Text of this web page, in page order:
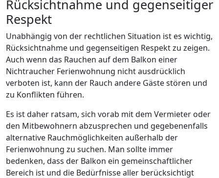
Rücksichtnahme und gegenseitiger
Respekt
Unabhängig von der rechtlichen Situation ist es wichtig,
Rücksichtnahme und gegenseitigen Respekt zu zeigen.
Auch wenn das Rauchen auf dem Balkon einer
Nichtraucher Ferienwohnung nicht ausdrücklich
verboten ist, kann der Rauch andere Gäste stören und
zu Konflikten führen.
Es ist daher ratsam, sich vorab mit dem Vermieter oder
den Mitbewohnern abzusprechen und gegebenenfalls
alternative Rauchmöglichkeiten außerhalb der
Ferienwohnung zu suchen. Man sollte immer
bedenken, dass der Balkon ein gemeinschaftlicher
Bereich ist und die Bedürfnisse aller berücksichtigt